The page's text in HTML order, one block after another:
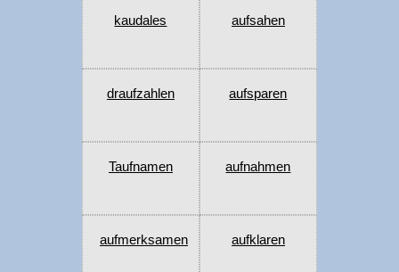
kaudales aufsahen
draufzahlen aufsparen
Taufnamen aufnahmen
aufmerksamen aufklaren